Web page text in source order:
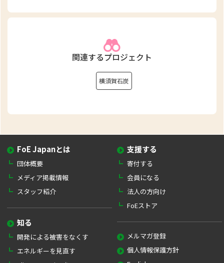
関連するプロジェクト
横須賀石炭
FoE Japanとは
団体概要
メディア掲載情報
スタッフ紹介
知る
開発による被害をなくす
エネルギーを見直す
支援する
寄付する
会員になる
法人の方向け
FoEストア
メルマガ登録
個人情報保護方針